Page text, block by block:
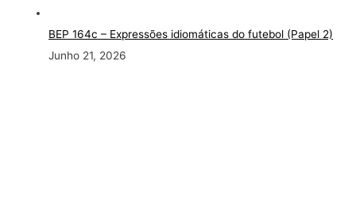
BEP 164c – Expressões idiomáticas do futebol (Papel 2)
Junho 21, 2026